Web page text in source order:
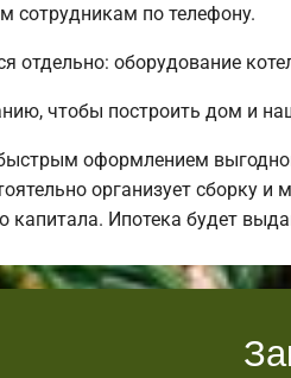
сотрудникам по телефону.
отдельно: оборудование
чтобы построить дом и
оформлением
организует сборку
капитала. Ипотека будет